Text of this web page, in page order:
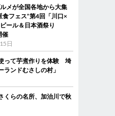
メが全国各地から大集
フェス”第4回「川口×
ール＆日本酒祭り
催
日
って芋煮作りを体験 埼
ンドむさしの村」
くらの名所、加治川で秋